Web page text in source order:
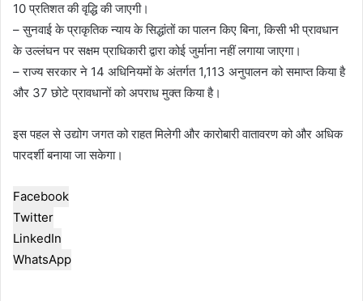
10 प्रतिशत की वृद्धि की जाएगी।
– सुनवाई के प्राकृतिक न्याय के सिद्धांतों का पालन किए बिना, किसी भी प्रावधान
के उल्लंघन पर सक्षम प्राधिकारी द्वारा कोई जुर्माना नहीं लगाया जाएगा।
– राज्य सरकार ने 14 अधिनियमों के अंतर्गत 1,113 अनुपालन को समाप्त किया है
और 37 छोटे प्रावधानों को अपराध मुक्त किया है।
इस पहल से उद्योग जगत को राहत मिलेगी और कारोबारी वातावरण को और अधिक
पारदर्शी बनाया जा सकेगा।
Facebook
Twitter
LinkedIn
WhatsApp